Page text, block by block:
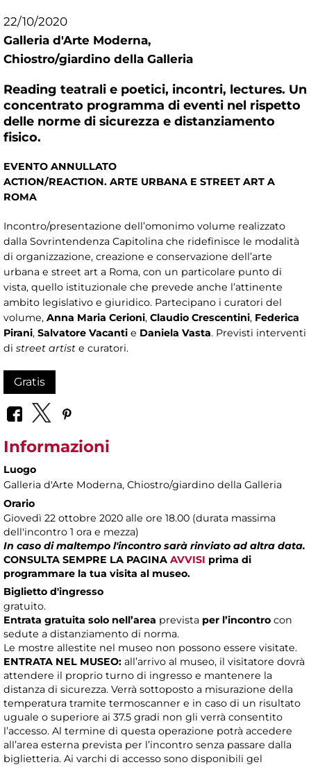
22/10/2020
Galleria d'Arte Moderna,
Chiostro/giardino della Galleria
Reading teatrali e poetici, incontri, lectures. Un
concentrato programma di eventi nel rispetto
delle norme di sicurezza e distanziamento
fisico.
EVENTO ANNULLATO
ACTION/REACTION. ARTE URBANA E STREET ART A
ROMA
Incontro/presentazione dell’omonimo volume realizzato
dalla Sovrintendenza Capitolina che ridefinisce le modalità
di organizzazione, creazione e conservazione dell’arte
urbana e street art a Roma, con un particolare punto di
vista, quello istituzionale che prevede anche l’attinente
ambito legislativo e giuridico. Partecipano i curatori del
volume, Anna Maria Cerioni, Claudio Crescentini, Federica
Pirani, Salvatore Vacanti e Daniela Vasta. Previsti interventi
di street artist e curatori.
Gratis
Informazioni
Luogo
Galleria d'Arte Moderna, Chiostro/giardino della Galleria
Orario
Giovedì 22 ottobre 2020 alle ore 18.00 (durata massima
dell'incontro 1 ora e mezza)
In caso di maltempo l'incontro sarà rinviato ad altra data.
CONSULTA SEMPRE LA PAGINA AVVISI prima di
programmare la tua visita al museo.
Biglietto d'ingresso
gratuito.
Entrata gratuita solo nell’area prevista per l’incontro con
sedute a distanziamento di norma.
Le mostre allestite nel museo non possono essere visitate.
ENTRATA NEL MUSEO: all’arrivo al museo, il visitatore dovrà
attendere il proprio turno di ingresso e mantenere la
distanza di sicurezza. Verrà sottoposto a misurazione della
temperatura tramite termoscanner e in caso di un risultato
uguale o superiore ai 37.5 gradi non gli verrà consentito
l’accesso. Al termine di questa operazione potrà accedere
all’area esterna prevista per l’incontro senza passare dalla
biglietteria. Ai varchi di accesso sono disponibili gel